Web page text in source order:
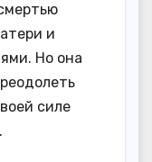
и
Но она
силе